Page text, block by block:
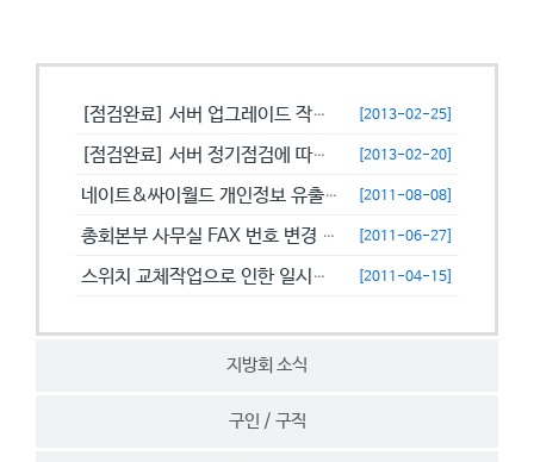
지방회 소식
구인 / 구직
[점검완료] 서버 업그레이드 작업으로 일시적으로 사용이 불안정할수 있습니... [2013-02-25]
[점검완료] 서버 정기점검에 따른 이용 제한 안내 [2013-02-20]
네이트&싸이월드 개인정보 유출에 따른 비밀번호 변경 캠페인! [2011-08-08]
총회본부 사무실 FAX 번호 변경 안내 [2011-06-27]
스위치 교체작업으로 인한 일시접속제한 안내 [2011-04-15]